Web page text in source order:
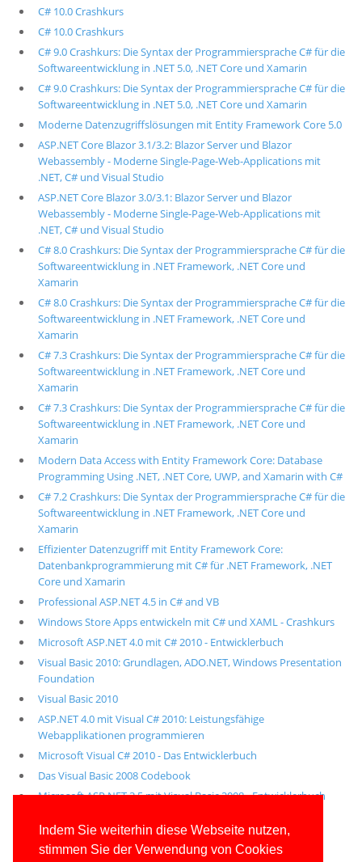
Indem Sie weiterhin diese Webseite nutzen,
stimmen Sie der Verwendung von Cookies
C# 10.0 Crashkurs
C# 10.0 Crashkurs
C# 9.0 Crashkurs: Die Syntax der Programmiersprache C# für die
Softwareentwicklung in .NET 5.0, .NET Core und Xamarin
C# 9.0 Crashkurs: Die Syntax der Programmiersprache C# für die
Softwareentwicklung in .NET 5.0, .NET Core und Xamarin
Moderne Datenzugriffslösungen mit Entity Framework Core 5.0
ASP.NET Core Blazor 3.1/3.2: Blazor Server und Blazor
Webassembly - Moderne Single-Page-Web-Applications mit
.NET, C# und Visual Studio
ASP.NET Core Blazor 3.0/3.1: Blazor Server und Blazor
Webassembly - Moderne Single-Page-Web-Applications mit
.NET, C# und Visual Studio
C# 8.0 Crashkurs: Die Syntax der Programmiersprache C# für die
Softwareentwicklung in .NET Framework, .NET Core und
Xamarin
C# 8.0 Crashkurs: Die Syntax der Programmiersprache C# für die
Softwareentwicklung in .NET Framework, .NET Core und
Xamarin
C# 7.3 Crashkurs: Die Syntax der Programmiersprache C# für die
Softwareentwicklung in .NET Framework, .NET Core und
Xamarin
C# 7.3 Crashkurs: Die Syntax der Programmiersprache C# für die
Softwareentwicklung in .NET Framework, .NET Core und
Xamarin
Modern Data Access with Entity Framework Core: Database
Programming Using .NET, .NET Core, UWP, and Xamarin with C#
C# 7.2 Crashkurs: Die Syntax der Programmiersprache C# für die
Softwareentwicklung in .NET Framework, .NET Core und
Xamarin
Effizienter Datenzugriff mit Entity Framework Core:
Datenbankprogrammierung mit C# für .NET Framework, .NET
Core und Xamarin
Professional ASP.NET 4.5 in C# and VB
Windows Store Apps entwickeln mit C# und XAML - Crashkurs
Microsoft ASP.NET 4.0 mit C# 2010 - Entwicklerbuch
Visual Basic 2010: Grundlagen, ADO.NET, Windows Presentation
Foundation
Visual Basic 2010
ASP.NET 4.0 mit Visual C# 2010: Leistungsfähige
Webapplikationen programmieren
Microsoft Visual C# 2010 - Das Entwicklerbuch
Das Visual Basic 2008 Codebook
Microsoft ASP.NET 3.5 mit Visual Basic 2008 - Entwicklerbuch
Alle unsere aktuellen Fachbücher
E-Book-Abo für ab 99 Euro im Jahr